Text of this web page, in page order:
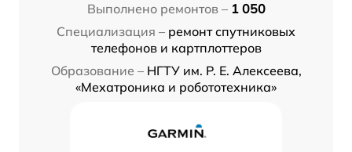
Выполнено ремонтов – 1 050
Специализация – ремонт спутниковых
телефонов и картплоттеров
Образование – НГТУ им. Р. Е. Алексеева,
«Мехатроника и робототехника»